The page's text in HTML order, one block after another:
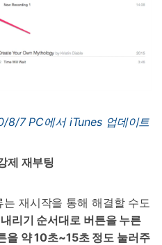
8/7 PC에서 iTunes 업데이트
제 재부팅
재시작을 통해 해결할 수도
리기 순서대로 버튼을 누른
을 약10초~15초 정도 눌러주